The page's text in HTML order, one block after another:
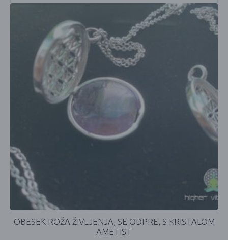
OBESEK ROŽA ŽIVLJENJA, SE ODPRE, S KRISTALOM
AMETIST